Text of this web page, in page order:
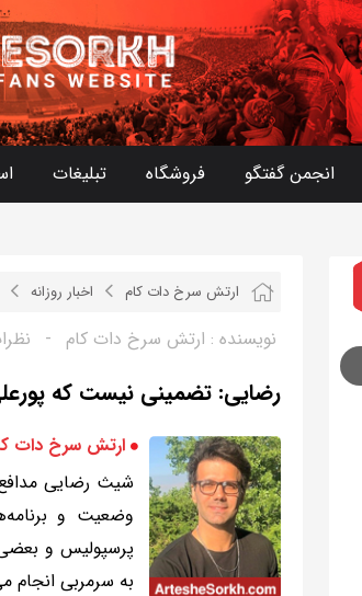
انجمن گفتگو فروشگاه تبلیغات
ارتش سرخ دات کام اخبار روزانه
نویسنده : ارتش سرخ دات کام -
رضایی: تضمینی نیست که‌
ارتش سرخ دات
شیث رضایی
وضعیت و
پرسپولیس و
به سرمربی انجام